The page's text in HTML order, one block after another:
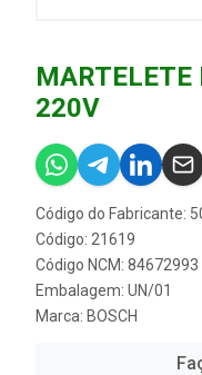
MARTELETE
220V
Código do Fabricante:
Código: 21619
Código NCM: 84672993
Embalagem: UN/01
Marca: BOSCH